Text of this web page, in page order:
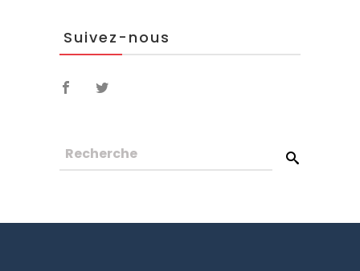
Suivez-nous